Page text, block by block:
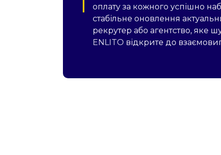
оплату за кожного успішно
стабільне оновлення
рекрутер або агентство, яке
ENLITO відкрите до